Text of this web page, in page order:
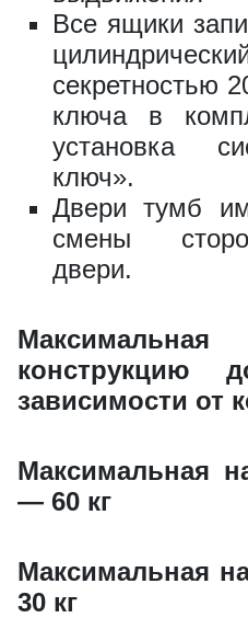
ВxШxГ:
Вес:
1980
Полка
1080 за
Полка
Вес:
Все ящики
секретностью
ключа в
установка
ключ».
Двери тумб
смены
двери.
зависимости от
Максимальная
— 60 кг
Максимальная
30 кг